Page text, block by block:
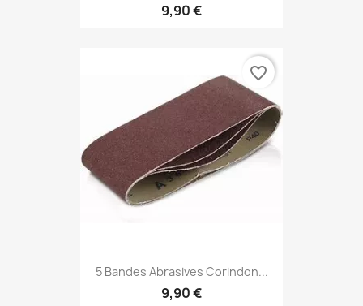
9,90 €
5 Bandes Abrasives Corindon...
9,90 €
favorite_border